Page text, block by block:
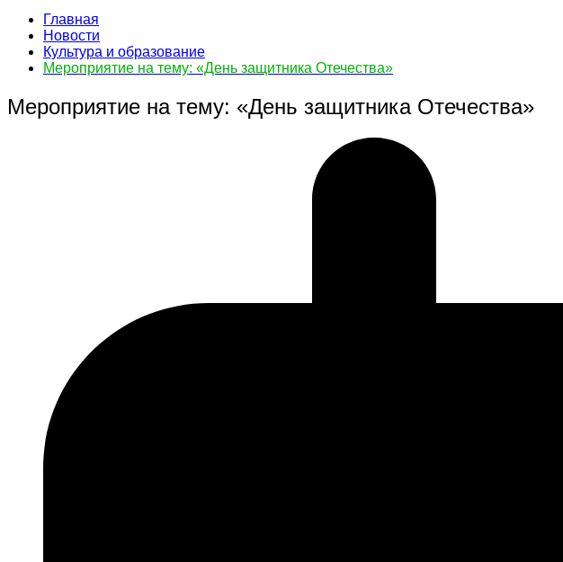
Главная
Новости
Культура и образование
Мероприятие на тему: «День защитника Отечества»
Мероприятие на тему: «День защитника Отечества»